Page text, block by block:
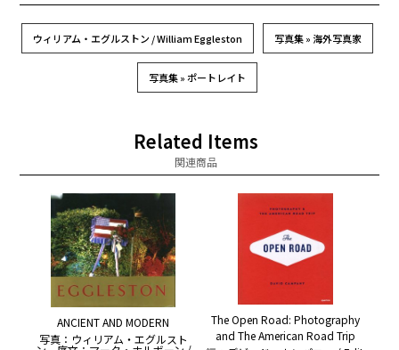
ウィリアム・エグルストン / William Eggleston 写真集 » 海外写真家
写真集 » ポートレイト
Related Items
関連商品
ANCIENT AND MODERN
写真：ウィリアム・エグルスト
The Open Road: Photography
and The American Road Trip